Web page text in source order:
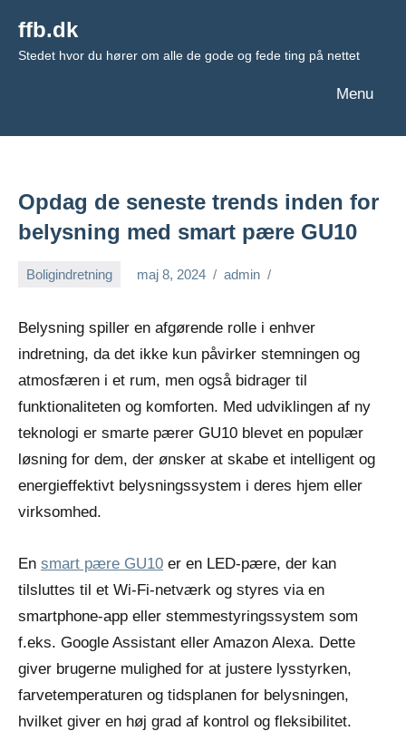
indhold
ffb.dk
Stedet hvor du hører om alle de gode og fede ting på nettet
Menu
Opdag de seneste trends inden for
belysning med smart pære GU10
Boligindretning maj 8, 2024 admin
Belysning spiller en afgørende rolle i enhver
indretning, da det ikke kun påvirker stemningen og
atmosfæren i et rum, men også bidrager til
funktionaliteten og komforten. Med udviklingen af ny
teknologi er smarte pærer GU10 blevet en populær
løsning for dem, der ønsker at skabe et intelligent og
energieffektivt belysningssystem i deres hjem eller
virksomhed.
En smart pære GU10 er en LED-pære, der kan
tilsluttes til et Wi-Fi-netværk og styres via en
smartphone-app eller stemmestyringssystem som
f.eks. Google Assistant eller Amazon Alexa. Dette
giver brugerne mulighed for at justere lysstyrken,
farvetemperaturen og tidsplanen for belysningen,
hvilket giver en høj grad af kontrol og fleksibilitet.